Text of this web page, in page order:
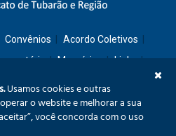
Convênios
Acordo Coletivos
Memórias
Links
Térreo – Tubarão/SC – CEP: 88701-260
Usamos cookies e outras
o website e melhorar a sua
você concorda com o uso